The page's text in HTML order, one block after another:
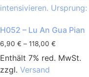
H052 – Lu An Gua Pian
6,90 € – 118,00 €
Enthält 7% red. MwSt.
zzgl. Versand